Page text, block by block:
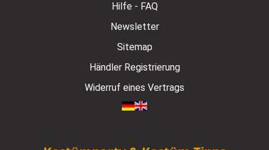
Hilfe - FAQ
Newsletter
Sitemap
Händler Registrierung
Widerruf eines Vertrags